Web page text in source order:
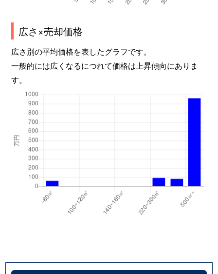
広さ×売却価格
広さ別の平均価格を表したグラフです。
一般的には広くなるにつれて価格は上昇傾向にありま
す。